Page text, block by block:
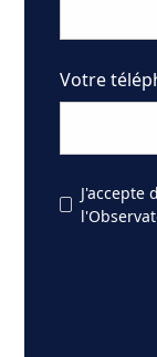
Votre
J'accepte